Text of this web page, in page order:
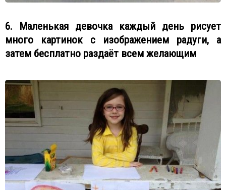
6. Маленькая девочка каждый день рисует
много картинок с изображением радуги, а
затем бесплатно раздаёт всем желающим